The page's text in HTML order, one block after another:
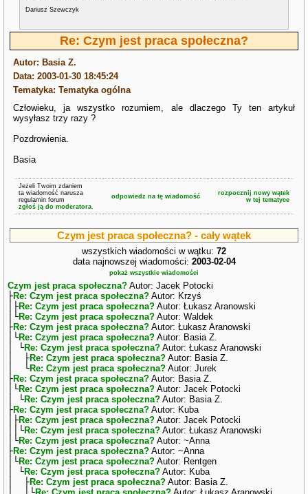
Dariusz Szewczyk
Re: Czym jest praca społeczna?
Autor: Basia Z.
Data: 2003-01-30 18:45:24
Tematyka: Tematyka ogólna
Człowieku, ja wszystko rozumiem, ale dlaczego Ty ten artykuł
wysyłasz trzy razy ?
Pozdrowienia.
Basia
Jeżeli Twoim zdaniem
ta wiadomość narusza
regulamin forum
zgłoś ją do moderatora.
odpowiedz na tę wiadomość
rozpocznij nowy wątek
w tej tematyce
Czym jest praca społeczna? - cały wątek
wszystkich wiadomości w wątku: 72
data najnowszej wiadomości: 2003-02-04
pokaż wszystkie wiadomości
Czym jest praca społeczna? Autor: Jacek Potocki
├Re: Czym jest praca społeczna? Autor: Krzyś
│├Re: Czym jest praca społeczna? Autor: Łukasz Aranowski
│└Re: Czym jest praca społeczna? Autor: Waldek
├Re: Czym jest praca społeczna? Autor: Łukasz Aranowski
│└Re: Czym jest praca społeczna? Autor: Basia Z.
│ └Re: Czym jest praca społeczna? Autor: Łukasz Aranowski
│ ├Re: Czym jest praca społeczna? Autor: Basia Z.
│ └Re: Czym jest praca społeczna? Autor: Jurek
├Re: Czym jest praca społeczna? Autor: Basia Z.
│└Re: Czym jest praca społeczna? Autor: Jacek Potocki
│ └Re: Czym jest praca społeczna? Autor: Basia Z.
├Re: Czym jest praca społeczna? Autor: Kuba
│├Re: Czym jest praca społeczna? Autor: Jacek Potocki
││└Re: Czym jest praca społeczna? Autor: Łukasz Aranowski
│└Re: Czym jest praca społeczna? Autor: ~Anna
├Re: Czym jest praca społeczna? Autor: ~Anna
│└Re: Czym jest praca społeczna? Autor: Rentgen
│ └Re: Czym jest praca społeczna? Autor: Kuba
│ ├Re: Czym jest praca społeczna? Autor: Basia Z.